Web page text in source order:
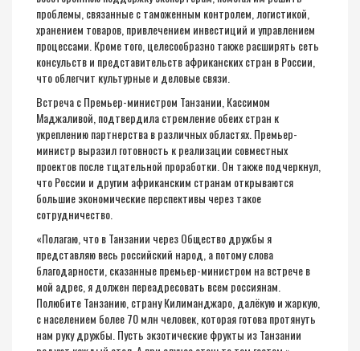
проблемы, связанные с таможенным контролем, логистикой,
хранением товаров, привлечением инвестиций и управлением
процессами. Кроме того, целесообразно также расширять сеть
консульств и представительств африканских стран в России,
что облегчит культурные и деловые связи.
Встреча с Премьер-министром Танзании, Кассимом
Маджаливой, подтвердила стремление обеих стран к
укреплению партнерства в различных областях. Премьер-
министр выразил готовность к реализации совместных
проектов после тщательной проработки. Он также подчеркнул,
что России и другим африканским странам открываются
большие экономические перспективы через такое
сотрудничество.
«Полагаю, что в Танзании через Общество дружбы я
представляю весь российский народ, а потому слова
благодарности, сказанные премьер-министром на встрече в
мой адрес, я должен переадресовать всем россиянам.
Полюбите Танзанию, страну Килиманджаро, далёкую и жаркую,
с населением более 70 млн человек, которая готова протянуть
нам руку дружбы. Пусть экзотические фрукты из Танзании